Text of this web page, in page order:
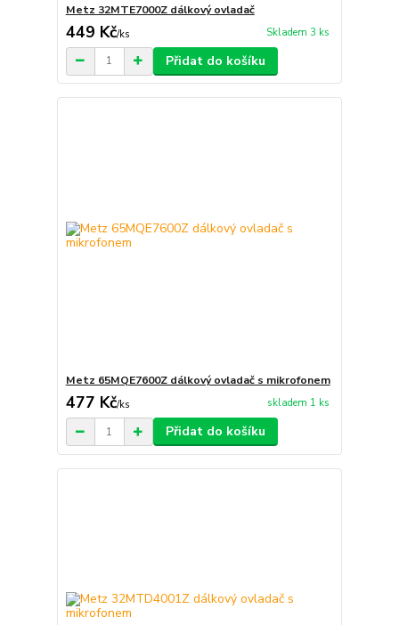
Metz 32MTE7000Z dálkový ovladač
449 Kč/ks Skladem 3 ks
Přidat do košíku
Metz 65MQE7600Z dálkový ovladač s mikrofonem
477 Kč/ks skladem 1 ks
Přidat do košíku